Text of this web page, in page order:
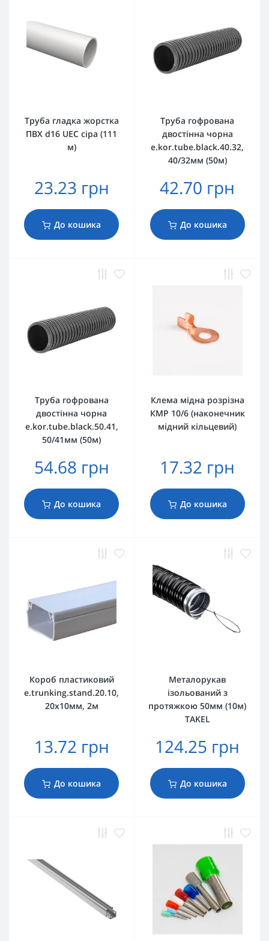
Труба гладка жорстка
ПВХ d16 UEC сіра (111
м)
23.23 грн
До кошика
Труба гофрована
двостінна чорна
e.kor.tube.black.40.32,
40/32мм (50м)
42.70 грн
До кошика
Труба гофрована
двостінна чорна
e.kor.tube.black.50.41,
50/41мм (50м)
54.68 грн
До кошика
Клема мідна розрізна
КМР 10/6 (наконечник
мідний кільцевий)
17.32 грн
До кошика
Короб пластиковий
e.trunking.stand.20.10,
20х10мм, 2м
13.72 грн
До кошика
Металорукав
ізольований з
протяжкою 50мм (10м)
TAKEL
124.25 грн
До кошика